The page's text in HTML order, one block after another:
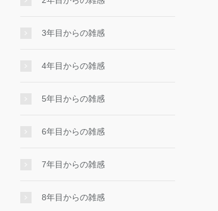
3年目からの雑感
4年目からの雑感
5年目からの雑感
6年目からの雑感
7年目からの雑感
8年目からの雑感